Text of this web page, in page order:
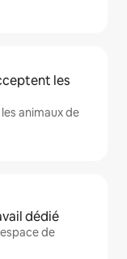
les
animaux de
dédié
de